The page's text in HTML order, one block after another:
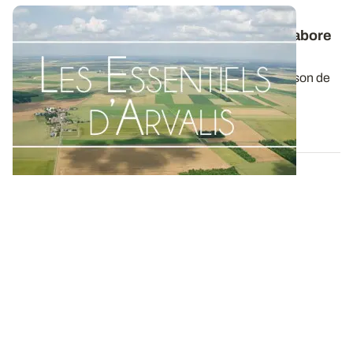
Les Essentiels d’ARVALIS
- Comment s’élabore
le rendement des céréales à paille ?
Le rendement des céréales à paille est la combinaison de
plusieurs composantes : densité...
09 JUIN 2022